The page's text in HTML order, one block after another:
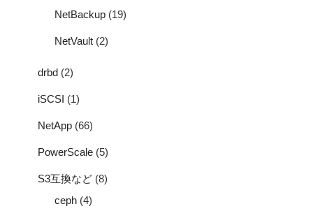
NetBackup (19)
NetVault (2)
drbd (2)
iSCSI (1)
NetApp (66)
PowerScale (5)
S3互換など (8)
ceph (4)